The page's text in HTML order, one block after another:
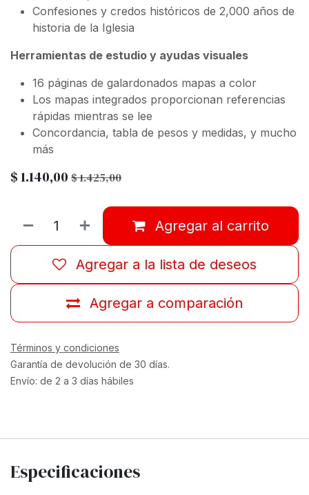
Confesiones y credos históricos de 2,000 años de
historia de la Iglesia
Herramientas de estudio y ayudas visuales
16 páginas de galardonados mapas a color
Los mapas integrados proporcionan referencias
rápidas mientras se lee
Concordancia, tabla de pesos y medidas, y mucho
más
$1.140,00 $1.425,00
Agregar al carrito
Agregar a comparación
Agregar a la lista de deseos
Términos y condiciones
Garantía de devolución de 30 días.
Envío: de 2 a 3 días hábiles
Especificaciones